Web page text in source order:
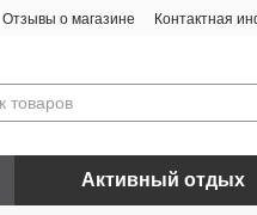
Отзывы о магазине Контактная
Активный отдых